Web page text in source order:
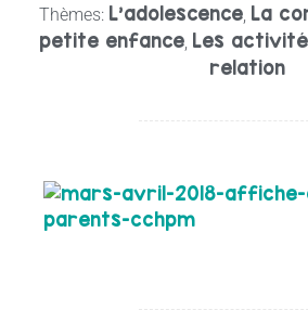
Thèmes: L’adolescence La
petite enfance Les
relation